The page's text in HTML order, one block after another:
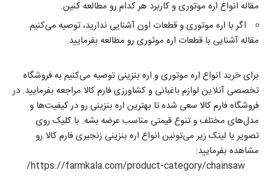
مقاله انواع اره موتوری و کاربرد هر کدام رو مطالعه کنین.
اگر با اره موتوری و قطعات اون آشنایی ندارید، توصیه می‌کنیم
مقاله آشنایی با قطعات اره موتوری رو مطالعه بفرمایید.
برای خرید انواع اره موتوری و اره بنزینی توصیه می‌کنیم به فروشگاه
تخصصی آنلاین لوازم باغبانی و کشاورزی فارم کالا مراجعه بفرمایید. در
فروشگاه فارم کالا سعی شده تا بهترین اره بنزینی رو در کیفیت‌ها و
مدل‌های مختلف و تنوع قیمتی مناسب عرضه بشه. با کلیک روی
تصویر یا لینک زیر می‌تونین انواع اره بنزینی زنجیری فارم کالا رو
مشاهده بفرمایید:
https://farmkala.com/product-category/chainsaw/